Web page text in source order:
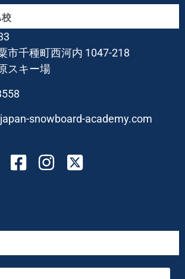
市千種町西河内 1047-218
スキー場
snowboard-academy.com